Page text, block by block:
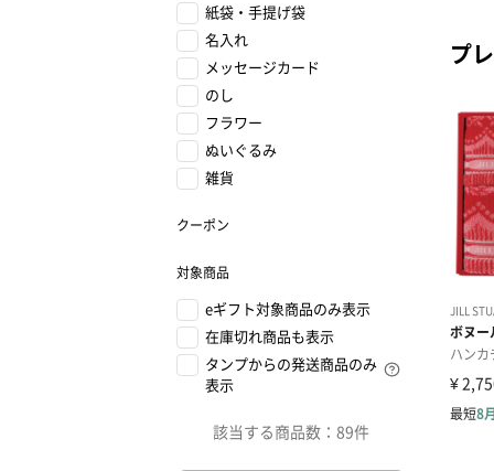
紙袋・手提げ袋
名入れ
メッセージカード
のし
フラワー
ぬいぐるみ
雑貨
クーポン
対象商品
eギフト対象商品のみ表示
在庫切れ商品も表示
タンプからの発送商品のみ
表示
該当する商品数： 89件
プ